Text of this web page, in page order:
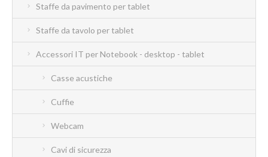
Staffe da pavimento per tablet
Staffe da tavolo per tablet
Accessori IT per Notebook - desktop - tablet
Casse acustiche
Cuffie
Webcam
Cavi di sicurezza